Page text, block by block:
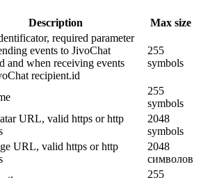
Description Max size
required parameter
events to JivoChat
and when receiving events
recipient.id
255
symbols
255
symbols
URL, valid https or http
2048
symbols
URL, valid https or http
2048
символов
255